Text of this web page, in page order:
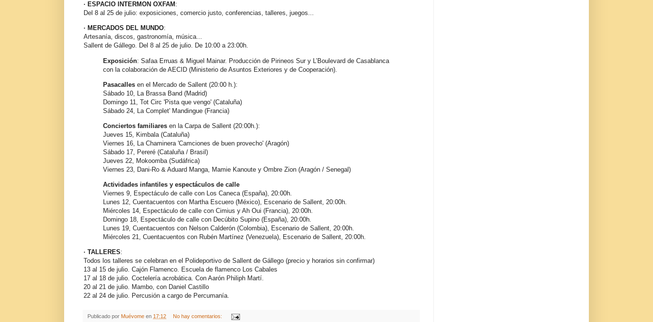
· ESPACIO INTERMON OXFAM :
Del 8 al 25 de julio: exposiciones, comercio justo, conferencias, talleres, juegos...
· MERCADOS DEL MUNDO:
Artesanía, discos, gastronomía, música...
Sallent de Gállego. Del 8 al 25 de julio. De 10:00 a 23:00h.
Exposición: Safaa Erruas & Miguel Mainar. Producción de Pirineos Sur y L’Boulevard de Casablanca
con la colaboración de AECID (Ministerio de Asuntos Exteriores y de Cooperación).
Pasacalles en el Mercado de Sallent (20:00 h.):
Sábado 10, La Brassa Band (Madrid)
Domingo 11, Tot Circ 'Pista que vengo' (Cataluña)
Sábado 24, La Complet' Mandingue (Francia)
Conciertos familiares en la Carpa de Sallent (20:00h.):
Jueves 15, Kimbala (Cataluña)
Viernes 16, La Chaminera 'Camciones de buen provecho' (Aragón)
Sábado 17, Pereré (Cataluña / Brasil)
Jueves 22, Mokoomba (Sudáfrica)
Viernes 23, Dani-Ro & Aduard Manga, Mamie Kanoute y Ombre Zion (Aragón / Senegal)
Actividades infantiles y espectáculos de calle
Viernes 9, Espectáculo de calle con Los Caneca (España), 20:00h.
Lunes 12, Cuentacuentos con Martha Escuero (México), Escenario de Sallent, 20:00h.
Miércoles 14, Espectáculo de calle con Cimius y Ah Oui (Francia), 20:00h.
Domingo 18, Espectáculo de calle con Decúbito Supino (España), 20:00h.
Lunes 19, Cuentacuentos con Nelson Calderón (Colombia), Escenario de Sallent, 20:00h.
Miércoles 21, Cuentacuentos con Rubén Martínez (Venezuela), Escenario de Sallent, 20:00h.
· TALLERES:
Todos los talleres se celebran en el Polideportivo de Sallent de Gállego (precio y horarios sin confirmar)
13 al 15 de julio. Cajón Flamenco. Escuela de flamenco Los Cabales
17 al 18 de julio. Coctelería acrobática. Con Aarón Philiph Martí.
20 al 21 de julio. Mambo, con Daniel Castillo
22 al 24 de julio. Percusión a cargo de Percumanía.
Publicado por Muévome en 17:12
No hay comentarios: